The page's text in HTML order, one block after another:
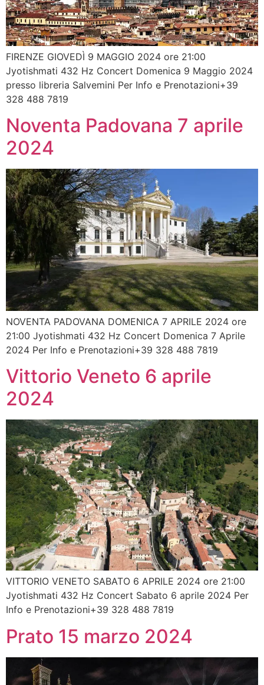
FIRENZE GIOVEDÌ 9 MAGGIO 2024 ore 21:00
Jyotishmati 432 Hz Concert Domenica 9 Maggio 2024
presso libreria Salvemini Per Info e Prenotazioni+39
328 488 7819
Noventa Padovana 7 aprile
2024
NOVENTA PADOVANA DOMENICA 7 APRILE 2024 ore
21:00 Jyotishmati 432 Hz Concert Domenica 7 Aprile
2024 Per Info e Prenotazioni+39 328 488 7819
Vittorio Veneto 6 aprile
2024
VITTORIO VENETO SABATO 6 APRILE 2024 ore 21:00
Jyotishmati 432 Hz Concert Sabato 6 aprile 2024 Per
Info e Prenotazioni+39 328 488 7819
Prato 15 marzo 2024